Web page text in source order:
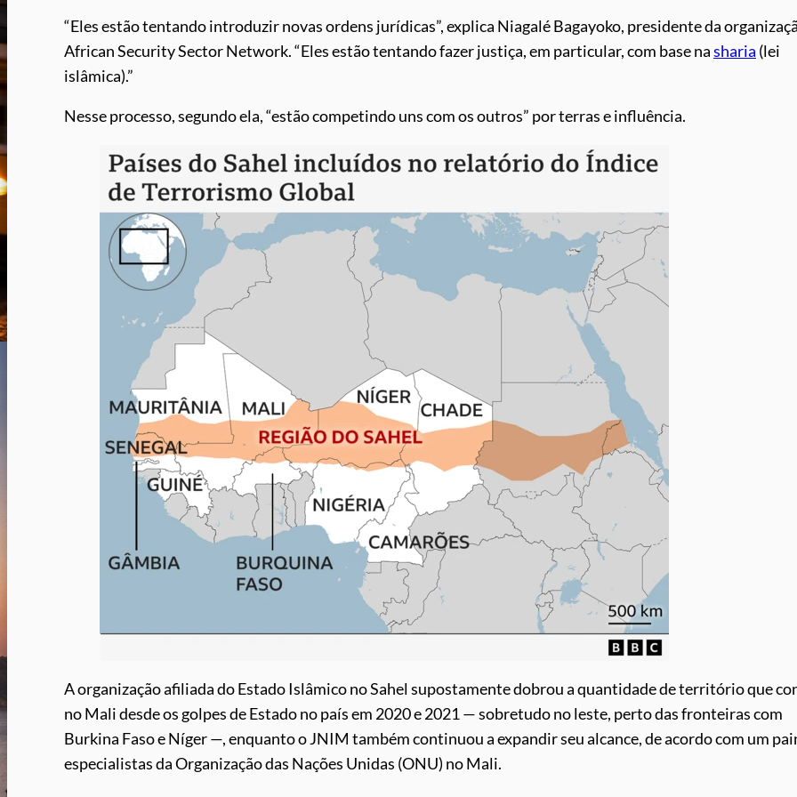
“Eles estão tentando introduzir novas ordens jurídicas”, explica Niagalé Bagayoko, presidente da
African Security Sector Network. “Eles estão tentando fazer justiça, em particular, com base nasharia (lei
islâmica).”
Nesse processo, segundo ela, “estão competindo uns com os outros” por terras e influência.
A organização afiliada do Estado Islâmico no Sahel supostamente dobrou a quantidade de território que
no Mali desde os golpes de Estado no país em 2020 e 2021 — sobretudo no leste, perto das fronteiras com
Burkina Faso e Níger —, enquanto o JNIM também continuou a expandir seu alcance, de acordo com um
especialistas da Organização das Nações Unidas (ONU) no Mali.